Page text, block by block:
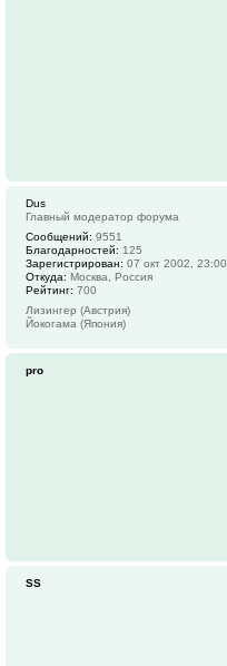
Dus
Главный модератор форума
Сообщений: 9551
Благодарностей: 125
Зарегистрирован: 07 окт 2002, 23:00
Откуда: Москва, Россия
Рейтинг: 700
Лизингер (Австрия)
Йокогама (Япония)
pro
SS